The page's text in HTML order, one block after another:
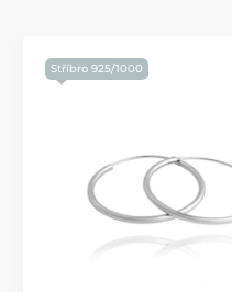
Stříbro 925/1000